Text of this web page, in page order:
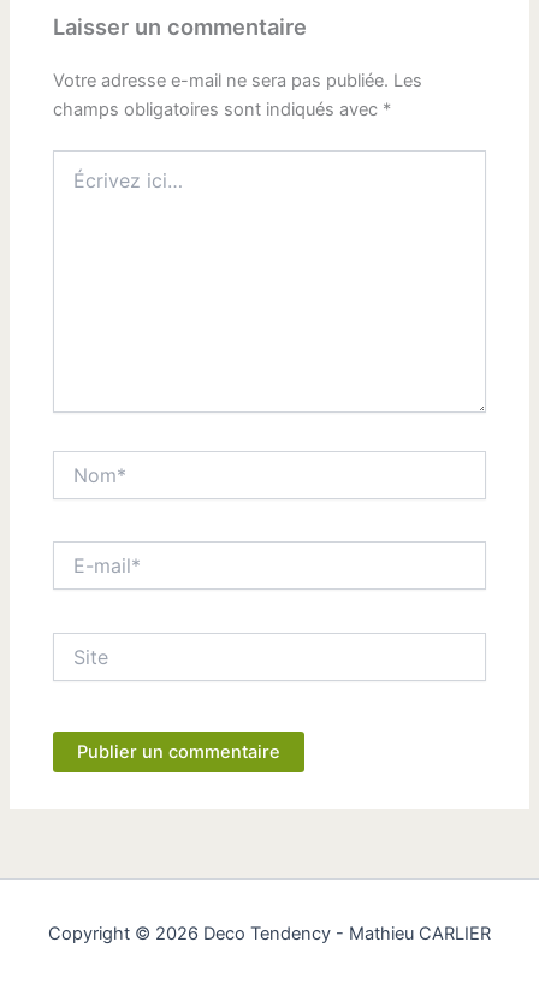
Laisser un commentaire
Votre adresse e-mail ne sera pas publiée. Les
champs obligatoires sont indiqués avec *
ici…
mail*
Copyright © 2026 Deco Tendency - Mathieu CARLIER